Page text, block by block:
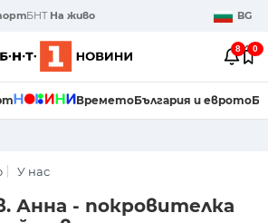
БНТ На живо BG
8 0
ВреметоБългария и еврото
У нас
Анна - покровителка